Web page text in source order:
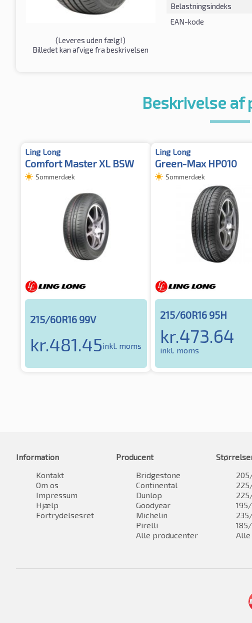
(Leveres uden fælg!)
Billedet kan afvige fra beskrivelsen
Belastningsindeks
EAN-kode
Beskrivelse af
Ling Long
Comfort Master XL BSW
Sommerdæk
215/60R16 99V
kr.481.45inkl. moms
Ling Long
Green-Max HP010
Sommerdæk
215/60R16 95H
kr.473.64
inkl. moms
Information
Kontakt
Om os
Impressum
Hjælp
Fortrydelsesret
Producent
Bridgestone
Continental
Dunlop
Goodyear
Michelin
Pirelli
Alle producenter